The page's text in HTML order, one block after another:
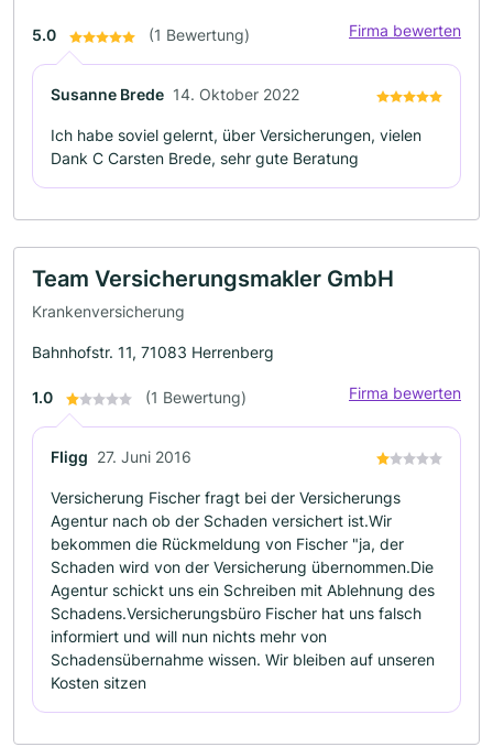
5.0 (1 Bewertung) Firma bewerten
Susanne Brede 14. Oktober 2022
Ich habe soviel gelernt, über Versicherungen, vielen
Dank C Carsten Brede, sehr gute Beratung
Team Versicherungsmakler GmbH
Krankenversicherung
Bahnhofstr. 11, 71083 Herrenberg
1.0 (1 Bewertung) Firma bewerten
FIigg 27. Juni 2016
Versicherung Fischer fragt bei der Versicherungs
Agentur nach ob der Schaden versichert ist.Wir
bekommen die Rückmeldung von Fischer "ja, der
Schaden wird von der Versicherung übernommen.Die
Agentur schickt uns ein Schreiben mit Ablehnung des
Schadens.Versicherungsbüro Fischer hat uns falsch
informiert und will nun nichts mehr von
Schadensübernahme wissen. Wir bleiben auf unseren
Kosten sitzen